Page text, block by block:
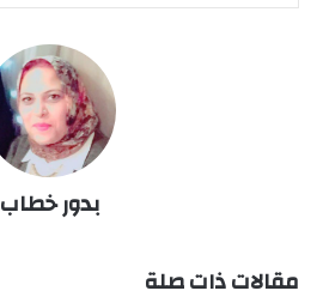
بدور خطاب
مقالات ذات صلة